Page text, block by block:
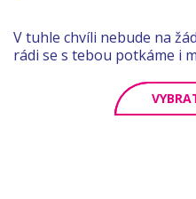
V tuhle chvíli nebude na
rádi se s tebou potkáme i